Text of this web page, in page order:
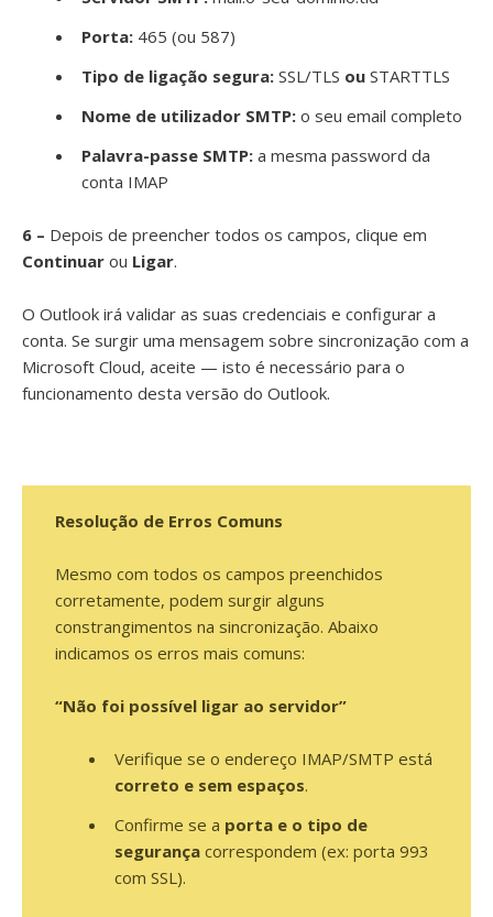
Porta: 465 (ou 587)
Tipo de ligação segura: SSL/TLS ou STARTTLS
Nome de utilizador SMTP: o seu email completo
Palavra-passe SMTP: a mesma password da
conta IMAP
6 – Depois de preencher todos os campos, clique em
Continuar ou Ligar.
O Outlook irá validar as suas credenciais e configurar a
conta. Se surgir uma mensagem sobre sincronização com a
Microsoft Cloud, aceite — isto é necessário para o
funcionamento desta versão do Outlook.
Resolução de Erros Comuns
Mesmo com todos os campos preenchidos
corretamente, podem surgir alguns
constrangimentos na sincronização. Abaixo
indicamos os erros mais comuns:
“Não foi possível ligar ao servidor”
Verifique se o endereço IMAP/SMTP está
correto e sem espaços.
Confirme se a porta e o tipo de
segurança correspondem (ex: porta 993
com SSL).